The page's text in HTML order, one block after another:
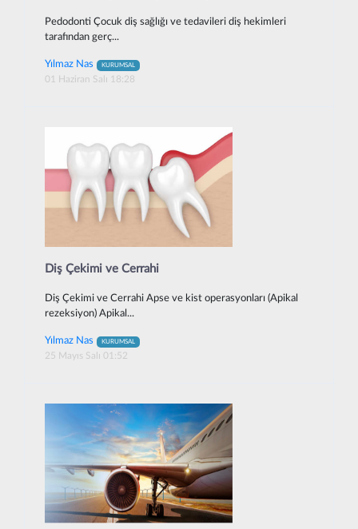
Pedodonti Çocuk diş sağlığı ve tedavileri diş hekimleri
tarafından gerç...
Yılmaz Nas KURUMSAL
01 Haziran Salı 18:28
Diş Çekimi ve Cerrahi
Diş Çekimi ve Cerrahi Apse ve kist operasyonları (Apikal
rezeksiyon) Apikal...
Yılmaz Nas KURUMSAL
25 Mayıs Salı 01:52